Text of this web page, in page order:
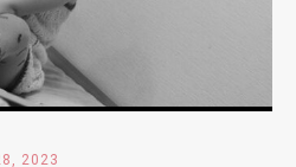
2023